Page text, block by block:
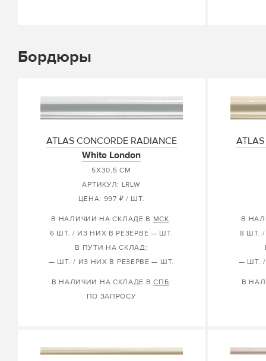
Бордюры
ATLAS CONCORDE RADIANCE
White London
5X30,5 СМ
АРТИКУЛ: LRLW
ЦЕНА: 997 ₽ / ШТ.
В НАЛИЧИИ НА СКЛАДЕ В МСК:
6 ШТ. / ИЗ НИХ В РЕЗЕРВЕ — ШТ.
В ПУТИ НА СКЛАД:
— ШТ. / ИЗ НИХ В РЕЗЕРВЕ — ШТ.
В НАЛИЧИИ НА СКЛАДЕ ВСПБ:
ПО ЗАПРОСУ
В
8 ШТ.
— ШТ.
В